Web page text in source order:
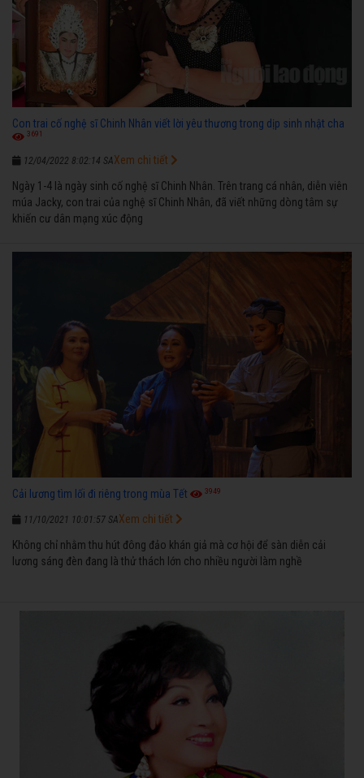
Con trai cố nghệ sĩ Chinh Nhân viết lời yêu thương trong dịp sinh nhật cha
3691
12/04/2022 8:02:14 SA
Ngày 1-4 là ngày sinh cố nghệ sĩ Chinh Nhân. Trên trang cá nhân, diễn viên
múa Jacky, con trai của nghệ sĩ Chinh Nhân, đã viết những dòng tâm sự
khiến cư dân mạng xúc động
Xem chi tiết
Cải lương tìm lối đi riêng trong mùa Tết 3949
11/10/2021 10:01:57 SA
Không chỉ nhằm thu hút đông đảo khán giả mà cơ hội để sàn diễn cải
lương sáng đèn đang là thử thách lớn cho nhiều người làm nghề
Xem chi tiết